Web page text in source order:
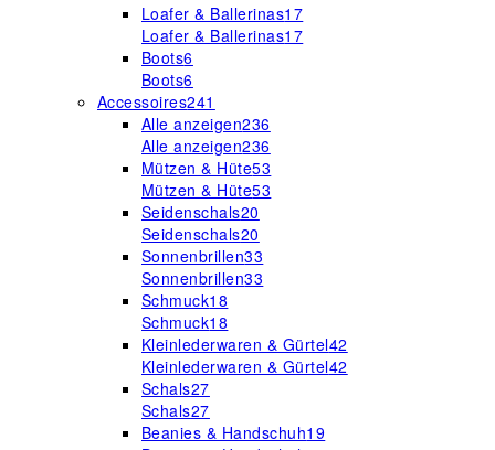
Loafer & Ballerinas17
Loafer & Ballerinas17
Boots6
Boots6
Accessoires241
Alle anzeigen236
Alle anzeigen236
Mützen & Hüte53
Mützen & Hüte53
Seidenschals20
Seidenschals20
Sonnenbrillen33
Sonnenbrillen33
Schmuck18
Schmuck18
Kleinlederwaren & Gürtel42
Kleinlederwaren & Gürtel42
Schals27
Schals27
Beanies & Handschuh19